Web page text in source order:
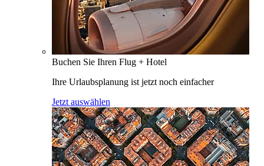
Buchen Sie Ihren Flug + Hotel
Ihre Urlaubsplanung ist jetzt noch einfacher
Jetzt auswählen